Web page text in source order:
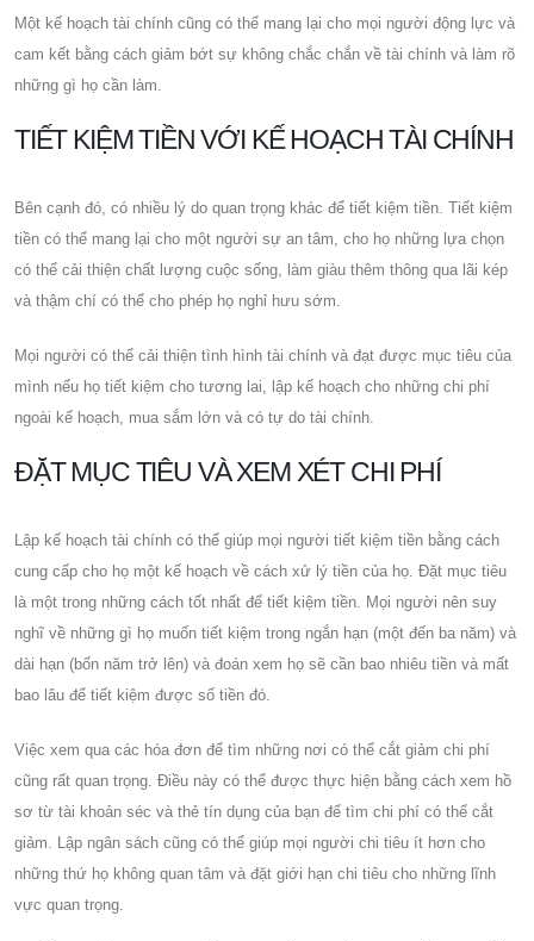
Một kế hoạch tài chính cũng có thể mang lại cho mọi người động lực và
cam kết bằng cách giảm bớt sự không chắc chắn về tài chính và làm rõ
những gì họ cần làm.
TIẾT KIỆM TIỀN VỚI KẾ HOẠCH TÀI CHÍNH
Bên cạnh đó, có nhiều lý do quan trọng khác để tiết kiệm tiền. Tiết kiệm
tiền có thể mang lại cho một người sự an tâm, cho họ những lựa chọn
có thể cải thiện chất lượng cuộc sống, làm giàu thêm thông qua lãi kép
và thậm chí có thể cho phép họ nghỉ hưu sớm.
Mọi người có thể cải thiện tình hình tài chính và đạt được mục tiêu của
mình nếu họ tiết kiệm cho tương lai, lập kế hoạch cho những chi phí
ngoài kế hoạch, mua sắm lớn và có tự do tài chính.
ĐẶT MỤC TIÊU VÀ XEM XÉT CHI PHÍ
Lập kế hoạch tài chính có thể giúp mọi người tiết kiệm tiền bằng cách
cung cấp cho họ một kế hoạch về cách xử lý tiền của họ. Đặt mục tiêu
là một trong những cách tốt nhất để tiết kiệm tiền. Mọi người nên suy
nghĩ về những gì họ muốn tiết kiệm trong ngắn hạn (một đến ba năm) và
dài hạn (bốn năm trở lên) và đoán xem họ sẽ cần bao nhiêu tiền và mất
bao lâu để tiết kiệm được số tiền đó.
Việc xem qua các hóa đơn để tìm những nơi có thể cắt giảm chi phí
cũng rất quan trọng. Điều này có thể được thực hiện bằng cách xem hồ
sơ từ tài khoản séc và thẻ tín dụng của bạn để tìm chi phí có thể cắt
giảm. Lập ngân sách cũng có thể giúp mọi người chi tiêu ít hơn cho
những thứ họ không quan tâm và đặt giới hạn chi tiêu cho những lĩnh
vực quan trọng.